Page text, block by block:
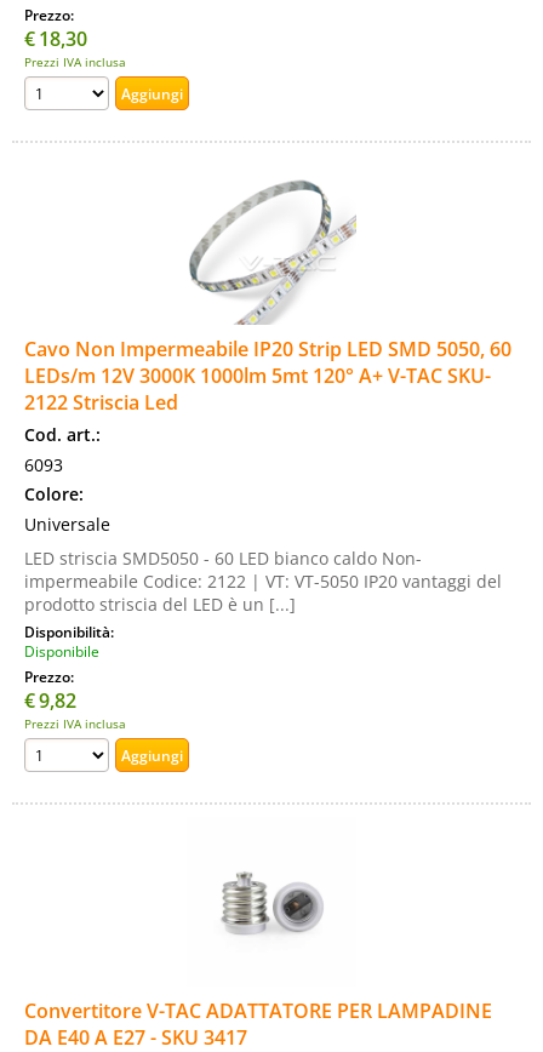
Prezzo:
€18,30
Prezzi IVA inclusa
Cavo Non Impermeabile IP20 Strip LED SMD 5050, 60
LEDs/m 12V 3000K 1000lm 5mt 120° A+ V-TAC SKU-
2122 Striscia Led
Cod. art.:
6093
Colore:
Universale
LED striscia SMD5050 - 60 LED bianco caldo Non-
impermeabile Codice: 2122 | VT: VT-5050 IP20 vantaggi del
prodotto striscia del LED è un [...]
Disponibilità:
Disponibile
Prezzo:
€9,82
Prezzi IVA inclusa
Convertitore V-TAC ADATTATORE PER LAMPADINE
DA E40 A E27 - SKU 3417